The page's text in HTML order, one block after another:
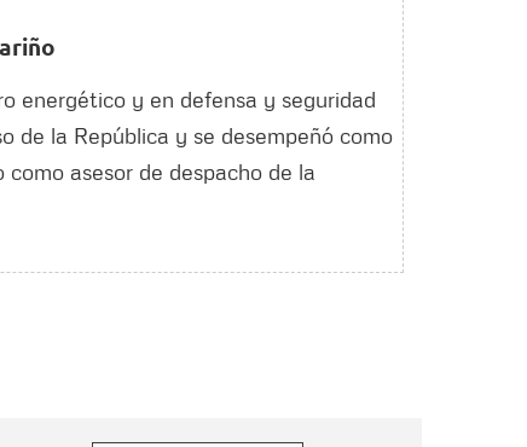
energético y en defensa y seguridad
de la República y se desempeñó como
asesor de despacho de la